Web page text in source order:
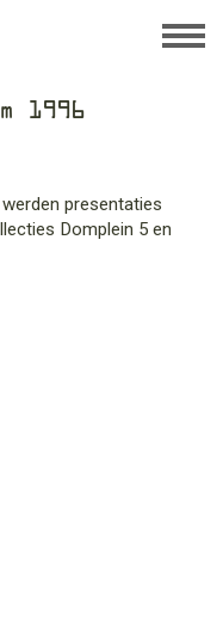
1996
presentaties
Domplein 5 en